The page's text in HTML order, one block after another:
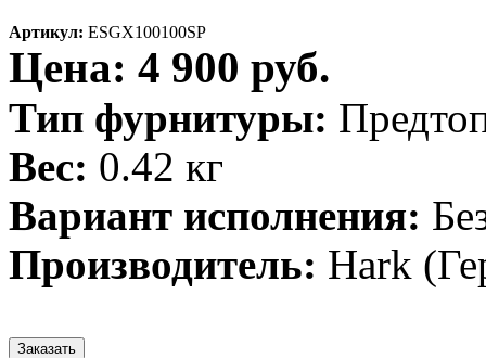
Артикул: ESGX100100SP
Цена: 4 900 руб.
Тип фурнитуры:
Вес: 0.42 кг
Вариант исполнения:
Производитель: Hark
Заказать